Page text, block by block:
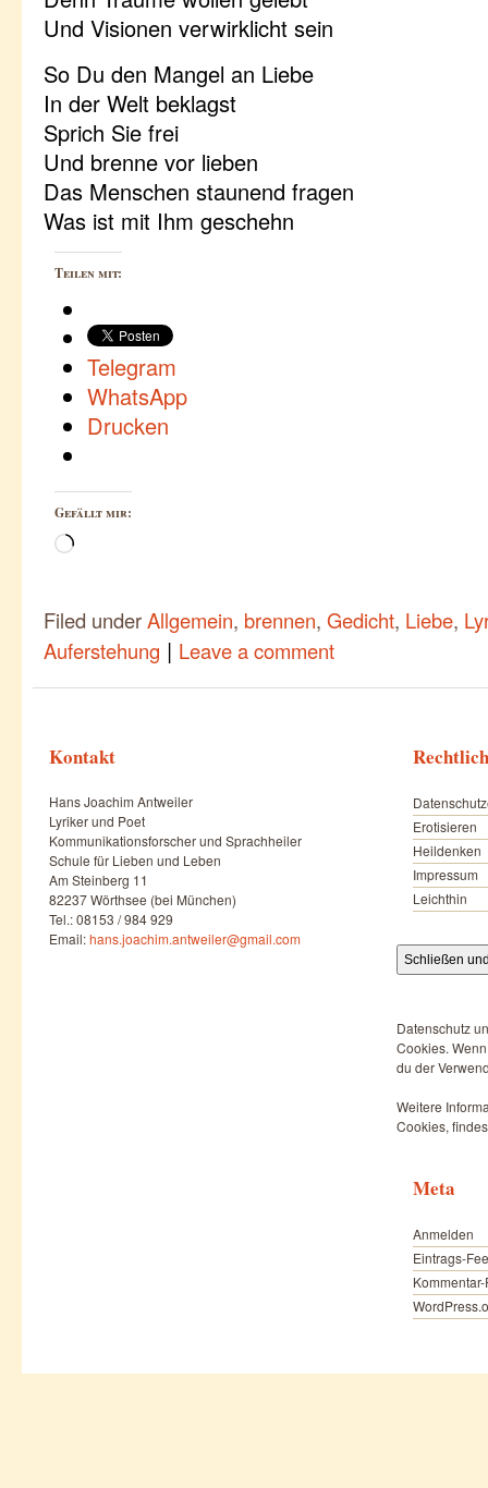
Und Visionen verwirklicht sein
So Du den Mangel an Liebe
In der Welt beklagst
Sprich Sie frei
Und brenne vor lieben
Das Menschen staunend fragen
Was ist mit Ihm geschehn
Teilen mit:
Telegram
WhatsApp
Drucken
Gefällt mir:
Wird
Filed underAllgemein, brennen, Gedicht, Liebe,
Auferstehung | Leave a comment
Kontakt
Hans Joachim Antweiler
Lyriker und Poet
Kommunikationsforscher und Sprachheiler
Schule für Lieben und Leben
Am Steinberg 11
82237 Wörthsee (bei München)
Tel.: 08153 / 984 929
Email:hans.joachim.antweiler@gmail.com
Erotisieren
Heildenken
Impressum
Leichthin
Datenschutz
Cookies.
du der
Weitere
Cookies,
Meta
Anmelden
Eintrags-